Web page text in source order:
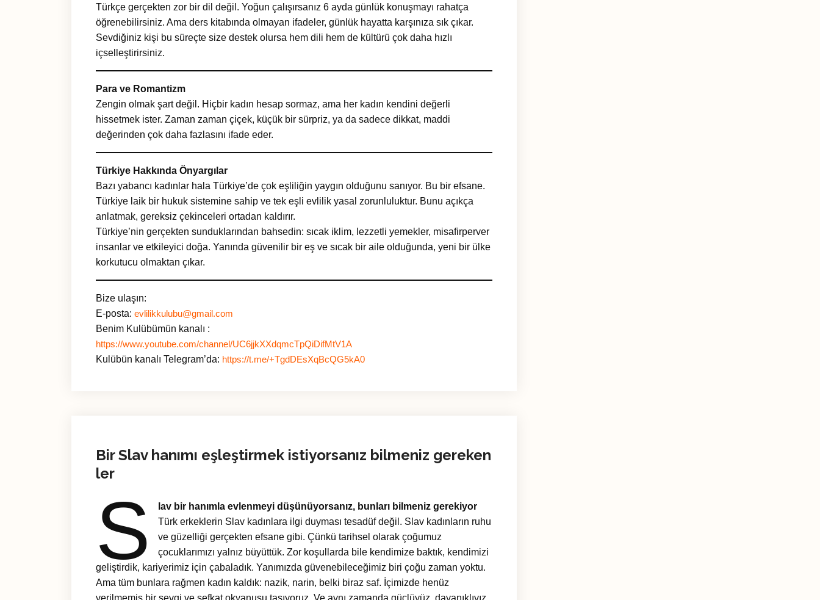
Türkçe gerçekten zor bir dil değil. Yoğun çalışırsanız 6 ayda günlük konuşmayı rahatça
öğrenebilirsiniz. Ama ders kitabında olmayan ifadeler, günlük hayatta karşınıza sık çıkar.
Sevdiğiniz kişi bu süreçte size destek olursa hem dili hem de kültürü çok daha hızlı
içselleştirirsiniz.
Para ve Romantizm
Zengin olmak şart değil. Hiçbir kadın hesap sormaz, ama her kadın kendini değerli
hissetmek ister. Zaman zaman çiçek, küçük bir sürpriz, ya da sadece dikkat, maddi
değerinden çok daha fazlasını ifade eder.
Türkiye Hakkında Önyargılar
Bazı yabancı kadınlar hala Türkiye’de çok eşliliğin yaygın olduğunu sanıyor. Bu bir efsane.
Türkiye laik bir hukuk sistemine sahip ve tek eşli evlilik yasal zorunluluktur. Bunu açıkça
anlatmak, gereksiz çekinceleri ortadan kaldırır.
Türkiye’nin gerçekten sunduklarından bahsedin: sıcak iklim, lezzetli yemekler, misafirperver
insanlar ve etkileyici doğa. Yanında güvenilir bir eş ve sıcak bir aile olduğunda, yeni bir ülke
korkutucu olmaktan çıkar.
Bize ulaşın:
E-posta: evlilikkulubu@gmail.com
Benim Kulübümün kanalı :
https://www.youtube.com/channel/UC6jjkXXdqmcTpQiDifMtV1A
Kulübün kanalı Telegram’da: https://t.me/+TgdDEsXqBcQG5kA0
Bir Slav hanımı eşleştirmek istiyorsanız bilmeniz gereken
ler
S
lav bir hanımla evlenmeyi düşünüyorsanız, bunları bilmeniz gerekiyor
Türk erkeklerin Slav kadınlara ilgi duyması tesadüf değil. Slav kadınların ruhu
ve güzelliği gerçekten efsane gibi. Çünkü tarihsel olarak çoğumuz
çocuklarımızı yalnız büyüttük. Zor koşullarda bile kendimize baktık, kendimizi
geliştirdik, kariyerimiz için çabaladık. Yanımızda güvenebileceğimiz biri çoğu zaman yoktu.
Ama tüm bunlara rağmen kadın kaldık: nazik, narin, belki biraz saf. İçimizde henüz
verilmemiş bir sevgi ve şefkat okyanusu taşıyoruz. Ve aynı zamanda güçlüyüz, dayanıklıyız.